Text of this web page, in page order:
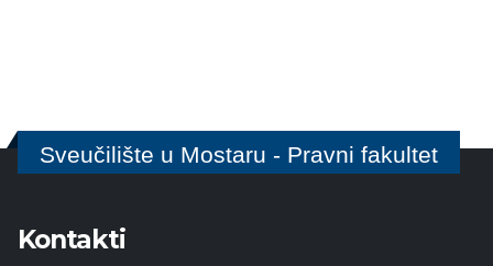
Sveučilište u Mostaru - Pravni fakultet
Kontakti